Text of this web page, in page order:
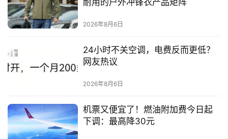
2026年8月6日
24小时不关空调，电费反而更低？
网友热议
2026年8月6日
机票又便宜了！燃油附加费今日起
下调：最高降30元